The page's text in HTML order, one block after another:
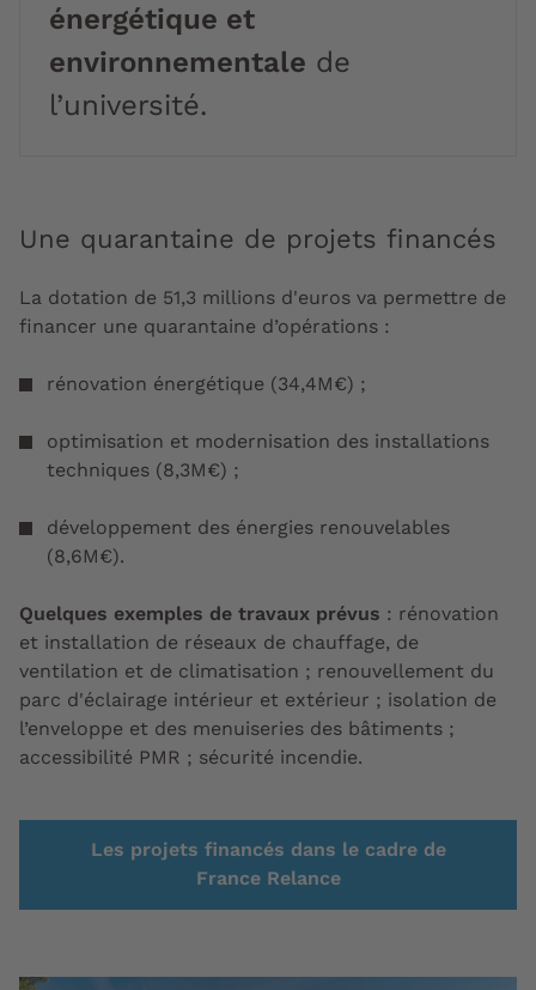
énergétique et
environnementale de
l’université.
Une quarantaine de projets financés
La dotation de 51,3 millions d'euros va permettre de
financer une quarantaine d’opérations :
rénovation énergétique (34,4M€) ;
optimisation et modernisation des installations
techniques (8,3M€) ;
développement des énergies renouvelables
(8,6M€).
Quelques exemples de travaux prévus : rénovation
et installation de réseaux de chauffage, de
ventilation et de climatisation ; renouvellement du
parc d'éclairage intérieur et extérieur ; isolation de
l’enveloppe et des menuiseries des bâtiments ;
accessibilité PMR ; sécurité incendie.
Les projets financés dans le cadre de
France Relance